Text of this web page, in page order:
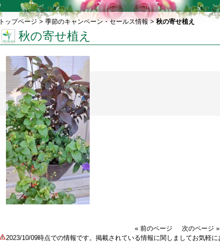
トップページ > 季節のキャンペーン・セールス情報>秋の寄せ植え
秋の寄せ植え
« 前のページ
次のページ »
2023/10/09時点での情報です。掲載されている情報に関しましてお気軽に